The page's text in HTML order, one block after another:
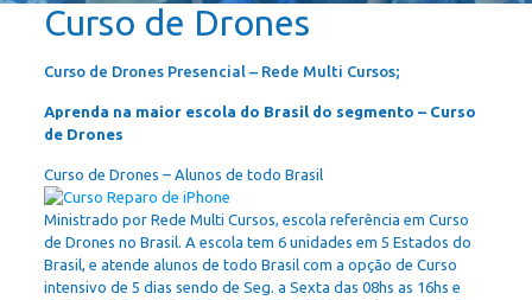
Curso de Drones
Curso de Drones Presencial – Rede Multi Cursos;
Aprenda na maior escola do Brasil do segmento – Curso
de Drones
Curso de Drones – Alunos de todo Brasil
Ministrado por Rede Multi Cursos, escola referência em Curso
de Drones no Brasil. A escola tem 6 unidades em 5 Estados do
Brasil, e atende alunos de todo Brasil com a opção de Curso
intensivo de 5 dias sendo de Seg. a Sexta das 08hs as 16hs e